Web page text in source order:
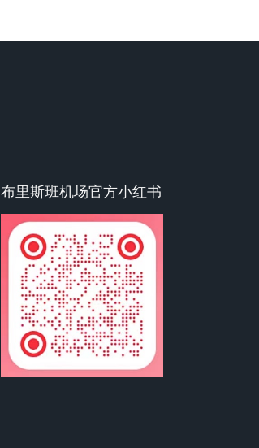
布里斯班机场官方小红书